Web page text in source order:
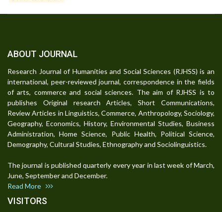
ABOUT JOURNAL
Research Journal of Humanities and Social Sciences (RJHSS) is an
international, peer-reviewed journal, correspondence in the fields
of arts, commerce and social sciences. The aim of RJHSS is to
publishes Original research Articles, Short Communications,
Review Articles in Linguistics, Commerce, Anthropology, Sociology,
Geography, Economics, History, Environmental Studies, Business
Administration, Home Science, Public Health, Political Science,
Demography, Cultural Studies, Ethnography and Sociolinguistics.
The journal is published quarterly every year in last week of March,
June, September and December.
Read More
VISITORS